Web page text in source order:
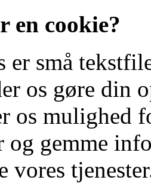
en cookie?
er små
os gøre din
os mulighed
og gemme
vores